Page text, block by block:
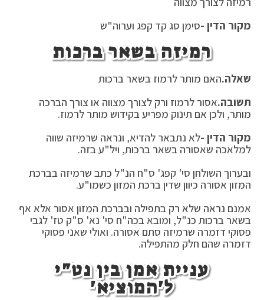
מקור הדין -סימן סג קד קפג וערוה"ש
רמיזה בשאר ברכות
שאלה.האם מותר לרמוז בשאר ברכות
תשובה.אסור לרמוז ורק לצורך מצווה או צורך הברכה
מותר, ולכן אם תינוק מפריע בקידוש מותר לרמוז.
מקור הדין -לא נתבאר להדיא, ונראה שרמיזה שווה
למלאכה שאסורה בשאר ברכות, ויל"ע בזה.
ובערוך השולחן סי' קפג' ס"ח הנ"ל כתב שרמיזה בברכת
המזון אסורה כיוון שדין ברכת המזון כשמו"ע.
אמנם נראה שלא רק בתפילה ובברכת המזון אסור אלא אף
בשאר ברכות כנ"ל, ומובא בכה"ח סי' נא' ס"ק טז' לגבי
פסוקי דזמרה שרמיזה סתם אסורה. ואולי שאני פסוקי
דזמרה שהם חלק מהתפילה.
עניית אמן בין נט"י
ל'המוציא'